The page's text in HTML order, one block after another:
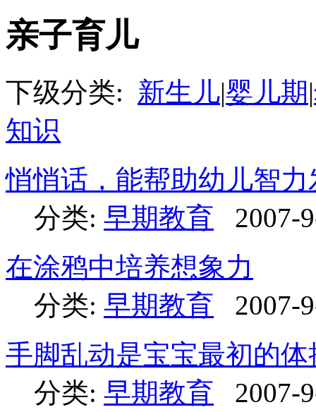
亲子育儿
下级分类: 新生儿|婴儿期|
知识
悄悄话，能帮助幼儿智力
分类: 早期教育
2007-
在涂鸦中培养想象力
分类: 早期教育
2007-
手脚乱动是宝宝最初的体
分类: 早期教育
2007-